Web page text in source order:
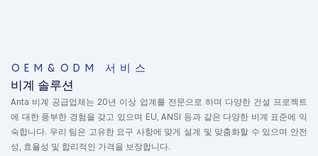
OEM&ODM 서비스
비계 솔루션
Anta 비계 공급업체는 20년 이상 업계를 전문으로 하며 다양한 건설 프로젝트
에 대한 풍부한 경험을 갖고 있으며 EU, ANSI 등과 같은 다양한 비계 표준에 익
숙합니다. 우리 팀은 고유한 요구 사항에 맞게 설계 및 맞춤화할 수 있으며 안전
성, 효율성 및 합리적인 가격을 보장합니다.